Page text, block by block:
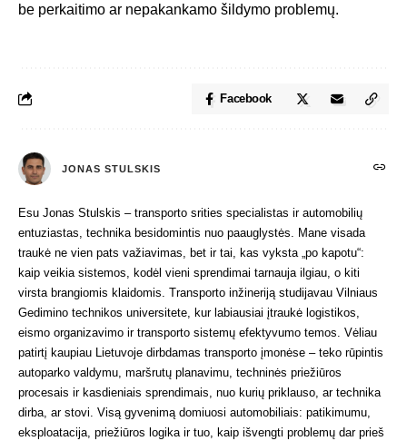
be perkaitimo ar nepakankamo šildymo problemų.
Facebook
JONAS STULSKIS
Esu Jonas Stulskis – transporto srities specialistas ir automobilių
entuziastas, technika besidomintis nuo paauglystės. Mane visada
traukė ne vien pats važiavimas, bet ir tai, kas vyksta „po kapotu“:
kaip veikia sistemos, kodėl vieni sprendimai tarnauja ilgiau, o kiti
virsta brangiomis klaidomis. Transporto inžineriją studijavau Vilniaus
Gedimino technikos universitete, kur labiausiai įtraukė logistikos,
eismo organizavimo ir transporto sistemų efektyvumo temos. Vėliau
patirtį kaupiau Lietuvoje dirbdamas transporto įmonėse – teko rūpintis
autoparko valdymu, maršrutų planavimu, techninės priežiūros
procesais ir kasdieniais sprendimais, nuo kurių priklauso, ar technika
dirba, ar stovi. Visą gyvenimą domiuosi automobiliais: patikimumu,
eksploatacija, priežiūros logika ir tuo, kaip išvengti problemų dar prieš